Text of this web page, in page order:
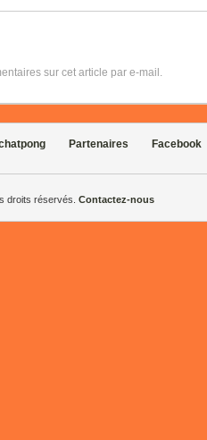
sur cet article par e-mail.
Partenaires Facebook
droits réservés. Contactez-nous